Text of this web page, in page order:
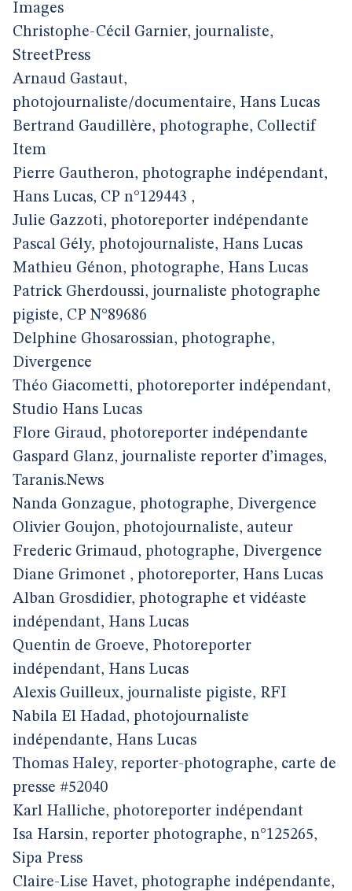
Images
Christophe-Cécil Garnier, journaliste,
StreetPress
Arnaud Gastaut,
photojournaliste/documentaire, Hans Lucas
Bertrand Gaudillère, photographe, Collectif
Item
Pierre Gautheron, photographe indépendant,
Hans Lucas, CP n°129443 ,
Julie Gazzoti, photoreporter indépendante
Pascal Gély, photojournaliste, Hans Lucas
Mathieu Génon, photographe, Hans Lucas
Patrick Gherdoussi, journaliste photographe
pigiste, CP N°89686
Delphine Ghosarossian, photographe,
Divergence
Théo Giacometti, photoreporter indépendant,
Studio Hans Lucas
Flore Giraud, photoreporter indépendante
Gaspard Glanz, journaliste reporter d’images,
Taranis.News
Nanda Gonzague, photographe, Divergence
Olivier Goujon, photojournaliste, auteur
Frederic Grimaud, photographe, Divergence
Diane Grimonet , photoreporter, Hans Lucas
Alban Grosdidier, photographe et vidéaste
indépendant, Hans Lucas
Quentin de Groeve, Photoreporter
indépendant, Hans Lucas
Alexis Guilleux, journaliste pigiste, RFI
Nabila El Hadad, photojournaliste
indépendante, Hans Lucas
Thomas Haley, reporter-photographe, carte de
presse #52040
Karl Halliche, photoreporter indépendant
Isa Harsin, reporter photographe, n°125265,
Sipa Press
Claire-Lise Havet, photographe indépendante,